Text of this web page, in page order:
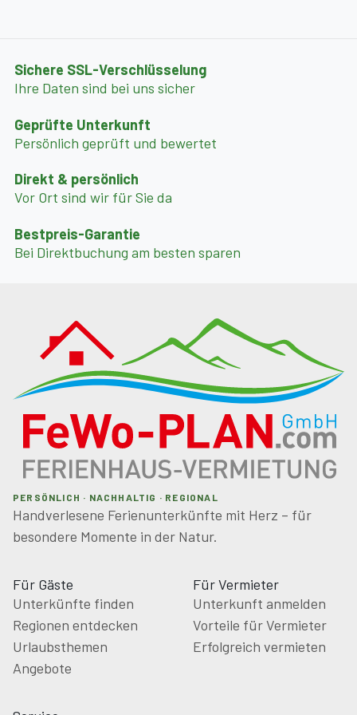
komfortabler geht’s nicht
Buchung & Verfügbarkeit
Sichern Sie sich jetzt Ihren Aufenthalt in einem der
exklusivsten Chalets der Region! Egal ob Skiurlaub,
Sommerfrische oder Wellness-Auszeit – dieses Chalet
Niveau.
Endreinigung: 290,00 € pauschal
Die Hinterlegung der Kaution erfolgt in Form einer
Kreditkarten-Autorisierung.: 800,00 € pauschal (vor Ort
zu hinterlegen)
Haustier: 50,00 € pro Tier
Nebenkostenpauschale: 7,00 € pro Person/Nacht
Nebenkostenpauschale: 7,00 € pro Person/Nacht
Wäschepaket: 15,00 € pro Person
Sichere SSL-Verschlüsselung
Ihre Daten sind bei uns sicher
Geprüfte Unterkunft
Persönlich geprüft und bewertet
Direkt & persönlich
Vor Ort sind wir für Sie da
Bestpreis-Garantie
Bei Direktbuchung am besten sparen
PERSÖNLICH · NACHHALTIG · REGIONAL
Handverlesene Ferienunterkünfte mit Herz – für
besondere Momente in der Natur.
Für Gäste
Unterkünfte finden
Regionen entdecken
Urlaubsthemen
Angebote
Für Vermieter
Unterkunft anmelden
Vorteile für Vermieter
Erfolgreich vermieten